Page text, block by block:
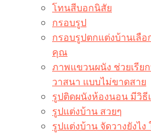
โทนสีบอกนิสัย
กรอบรูป
กรอบรูปตกแต่งบ้านเลือ
คุณ
ภาพแขวนผนัง ช่วยเรีย
วาสนา แบบไม่ขาดสาย
รูปติดผนังห้องนอน มีวิธี
รูปแต่งบ้าน สวยๆ
รูปแต่งบ้าน จัดวางยังไ